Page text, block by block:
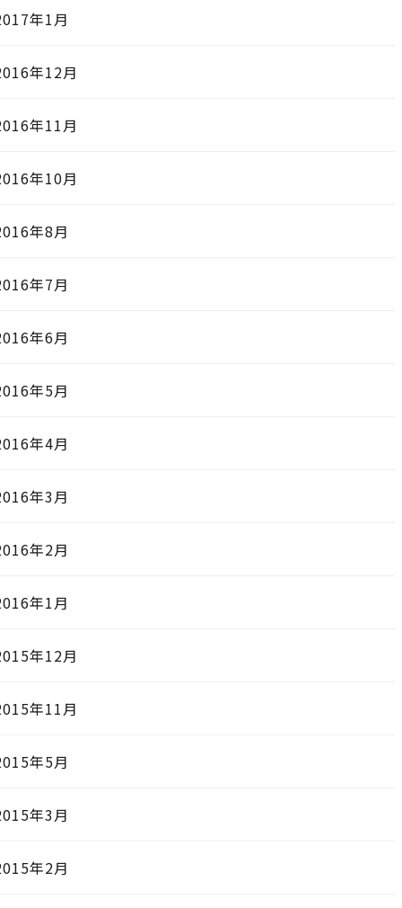
年1月
年12月
年11月
年10月
年8月
年7月
年6月
年5月
年4月
年3月
年2月
年1月
年12月
年11月
年5月
年3月
年2月